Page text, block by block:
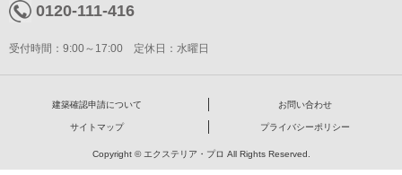
0120-111-416
受付時間：9:00～17:00 定休日：水曜日
建築確認申請について お問い合わせ
サイトマップ プライバシーポリシー
Copyright © エクステリア・プロ All Rights Reserved.